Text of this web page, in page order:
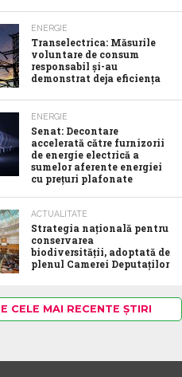
ENERGIE
Transelectrica: Măsurile
voluntare de consum
responsabil şi-au
demonstrat deja eficienţa
ENERGIE
Senat: Decontare
accelerată către furnizorii
de energie electrică a
sumelor aferente energiei
cu prețuri plafonate
ACTUALITATE
Strategia națională pentru
conservarea
biodiversității, adoptată de
plenul Camerei Deputaților
CELE MAI RECENTE ȘTIRI